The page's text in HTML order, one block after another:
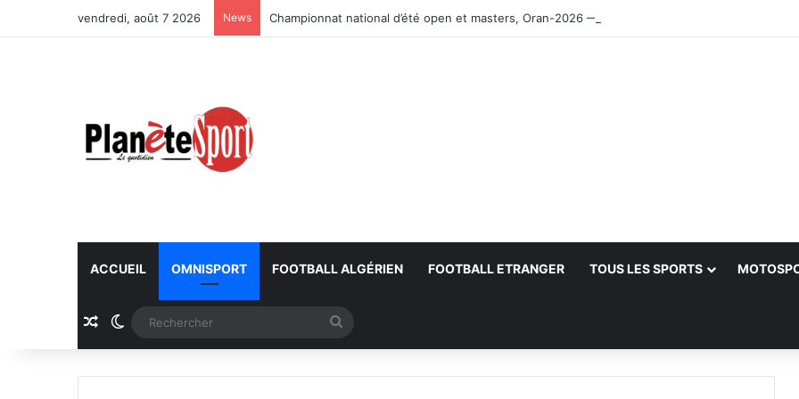
vendredi, août 7 2026 News Championnat national d’été open et masters, Oran-2026 — Le CRB s’adjuge le titre
ACCUEIL OMNISPORT FOOTBALL ALGÉRIEN FOOTBALL ETRANGER TOUS LES SPORTS
Article Aléatoire
Switch skin